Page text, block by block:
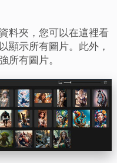
料夾，您可以在這裡看
顯示所有圖片。此外，
所有圖片。